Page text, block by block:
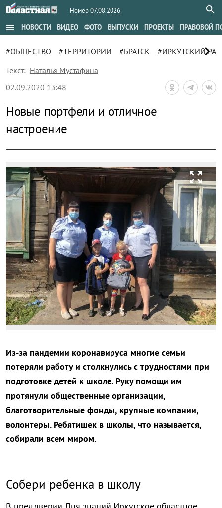
Номер 07.08.2026
menu НОВОСТИ ВИДЕО ФОТО ВЫПУСКИ ПРОЕКТЫ ПРАВОВОЙ
#ОБЩЕСТВО #ТЕРРИТОРИИ #БРАТСК #ИРКУТСКИЙchevron_right
Текст: Наталья Мустафина
02.09.2020 13:48
Новые портфели и отличное
настроение
zoom_out_map
Из-за пандемии коронавируса многие семьи
потеряли работу и столкнулись с трудностями при
подготовке детей к школе. Руку помощи им
протянули общественные организации,
благотворительные фонды, крупные компании,
волонтеры. Ребятишек в школы, что называется,
собирали всем миром.
Собери ребенка в школу
В преддверии Дня знаний Иркутское областное